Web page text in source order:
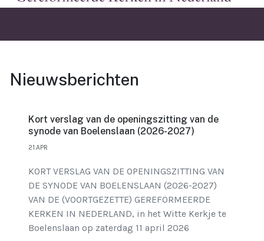
Nieuwsberichten
Kort verslag van de openingszitting van de
synode van Boelenslaan (2026-2027)
21.APR
KORT VERSLAG VAN DE OPENINGSZITTING VAN
DE SYNODE VAN BOELENSLAAN (2026-2027)
VAN DE (VOORTGEZETTE) GEREFORMEERDE
KERKEN IN NEDERLAND, in het Witte Kerkje te
Boelenslaan op zaterdag 11 april 2026